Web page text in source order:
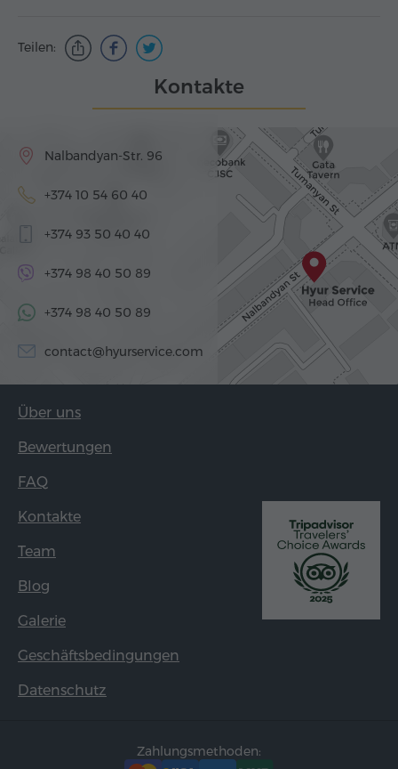
Teilen:
Kontakte
Nalbandyan-Str. 96
+374 10 54 60 40
+374 93 50 40 40
+374 98 40 50 89
+374 98 40 50 89
contact@hyurservice.com
Über uns
Bewertungen
FAQ
Kontakte
Team
Blog
Galerie
Geschäftsbedingungen
Datenschutz
Zahlungsmethoden: